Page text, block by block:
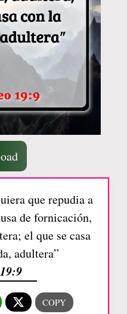
que repudia a
de fornicación,
el que se casa
adultera”